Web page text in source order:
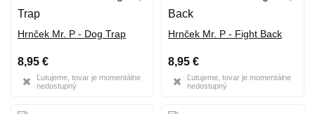
Hrnček Mr. P - Dog Trap
8,95 €
Ľutujeme, tovar je momentálne
nedostupný
Hrnček Mr. P - Fight Back
8,95 €
Ľutujeme, tovar je momentálne
nedostupný